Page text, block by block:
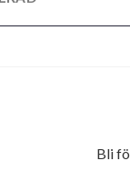
Bli